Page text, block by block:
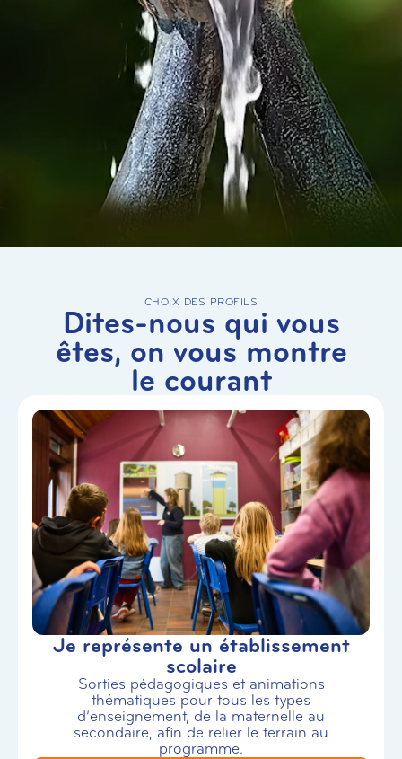
CHOIX DES PROFILS
Dites-nous qui vous
êtes, on vous montre
le courant
Je représente un établissement
scolaire
Sorties pédagogiques et animations
thématiques pour tous les types
d’enseignement, de la maternelle au
secondaire, afin de relier le terrain au
programme.